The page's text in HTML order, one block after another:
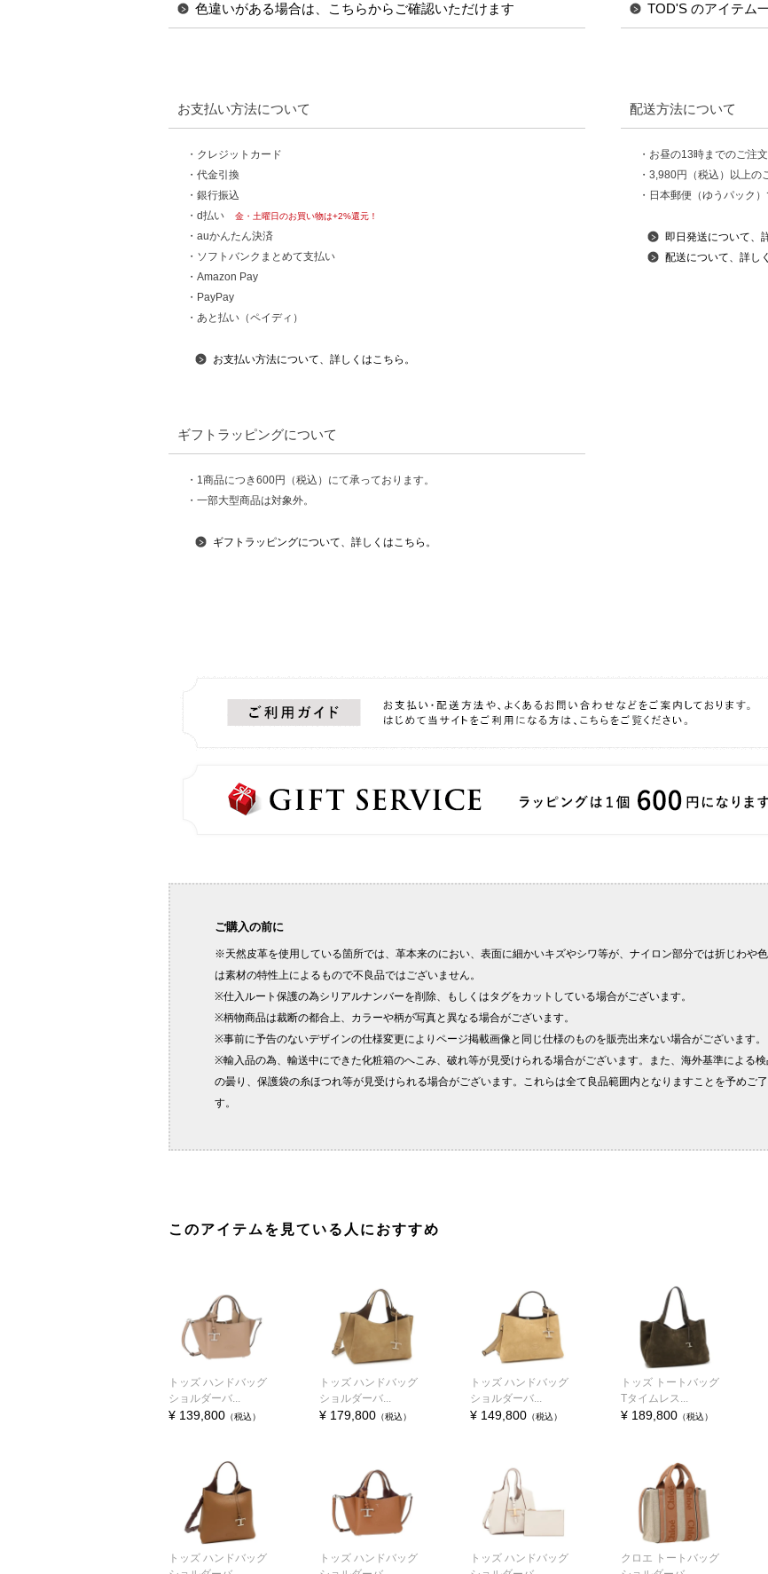
色違いがある場合は、こちらからご確認いただけます TOD'S のアイテム
お支払い方法について
・クレジットカード
・代金引換
・銀行振込
・d払い
金・土曜日のお買い物は+2%還元！
・auかんたん決済
・ソフトバンクまとめて支払い
・Amazon Pay
・PayPay
・あと払い（ペイディ）
お支払い方法について、詳しくはこちら。
配送方法について
・お昼の13時までのご注文
・3,980円（税込）以上の
・日本郵便（ゆうパック
即日発送について、
配送について、詳し
ギフトラッピングについて
・1商品につき600円（税込）にて承っております。
・一部大型商品は対象外。
ギフトラッピングについて、詳しくはこちら。
このアイテムを見ている人におすすめ
トッズ ハンドバッグ
ショルダーバ...
¥ 139,800 （税込）
トッズ ハンドバッグ
ショルダーバ...
¥ 179,800 （税込）
トッズ ハンドバッグ
ショルダーバ...
¥ 149,800 （税込）
トッズ トートバッグ
Tタイムレス...
¥ 189,800 （税込）
トッズ ハンドバッグ
トッズ ハンドバッグ
トッズ ハンドバッグ
クロエ トートバッグ